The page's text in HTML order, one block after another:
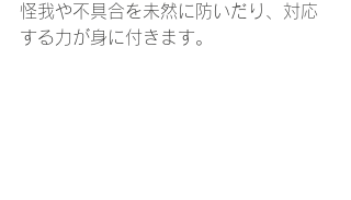
怪我や不具合を未然に防いだり、対応
する力が身に付きます。